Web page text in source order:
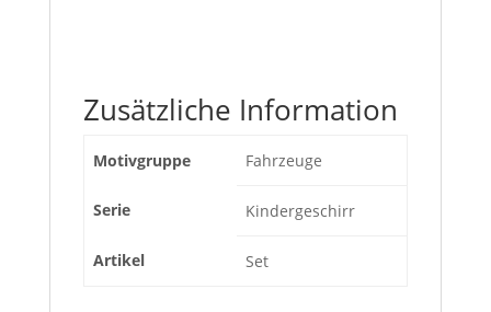
Zusätzliche Information
Motivgruppe Fahrzeuge
Serie Kindergeschirr
Artikel Set